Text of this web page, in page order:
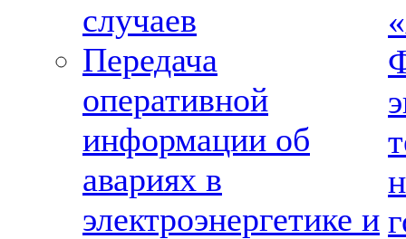
случаев
Передача
оперативной
информации об
авариях в
электроэнергетике и